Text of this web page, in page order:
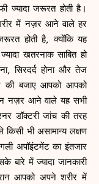
ज्यादा जरूरत होती है।
में नज़र आने वाले हर
होती है, क्योंकि यह
खतरनाक साबित हो
सिरदर्द होना और तेज
बजाए आपको आपको
नज़र आने वाले यह सभी
डॉक्टरी जांच की तरह
भी असामान्य लक्षण
अपॉइंटमेंट का इंतजार
बारे में ज्यादा जानकारी
आपको अपने शरीर में